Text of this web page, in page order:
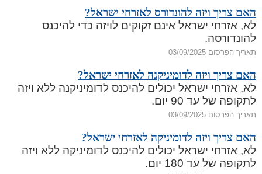
האם צריך ויזה להונדורס לאזרחי ישראל?
לא, אזרחי ישראל אינם זקוקים לויזה כדי להיכנס
להונדורסה.
תאריך הפרסום 03/09/2025
האם צריך ויזה לדומיניקנה לאזרחי ישראל?
לא, אזרחי ישראל יכולים להיכנס לדומיניקנה ללא ויזה
לתקופה של עד 90 יום.
תאריך הפרסום 03/09/2025
האם צריך ויזה לדומיניקה לאזרחי ישראל?
לא, אזרחי ישראל יכולים להיכנס לדומיניקה ללא ויזה
לתקופה של עד 180 יום.